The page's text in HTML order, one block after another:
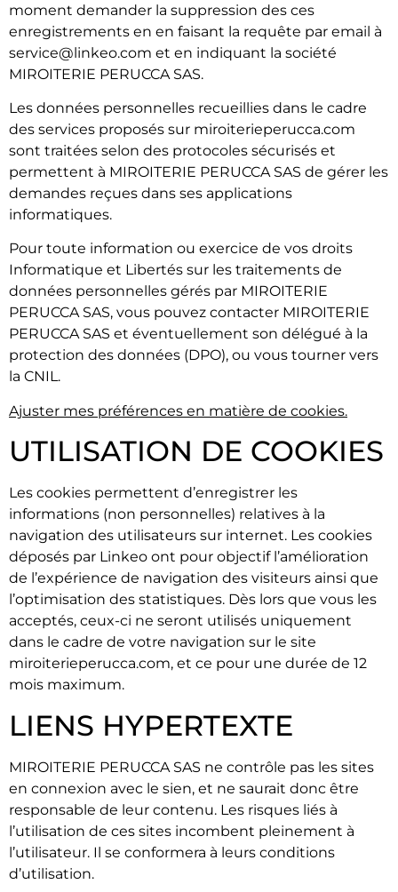
moment demander la suppression des ces
enregistrements en en faisant la requête par email à
service@linkeo.com et en indiquant la société
MIROITERIE PERUCCA SAS.
Les données personnelles recueillies dans le cadre
des services proposés sur miroiterieperucca.com
sont traitées selon des protocoles sécurisés et
permettent à MIROITERIE PERUCCA SAS de gérer les
demandes reçues dans ses applications
informatiques.
Pour toute information ou exercice de vos droits
Informatique et Libertés sur les traitements de
données personnelles gérés par MIROITERIE
PERUCCA SAS, vous pouvez contacter MIROITERIE
PERUCCA SAS et éventuellement son délégué à la
protection des données (DPO), ou vous tourner vers
la CNIL.
Ajuster mes préférences en matière de cookies.
UTILISATION DE COOKIES
Les cookies permettent d’enregistrer les
informations (non personnelles) relatives à la
navigation des utilisateurs sur internet. Les cookies
déposés par Linkeo ont pour objectif l’amélioration
de l’expérience de navigation des visiteurs ainsi que
l’optimisation des statistiques. Dès lors que vous les
acceptés, ceux-ci ne seront utilisés uniquement
dans le cadre de votre navigation sur le site
miroiterieperucca.com, et ce pour une durée de 12
mois maximum.
LIENS HYPERTEXTE
MIROITERIE PERUCCA SAS ne contrôle pas les sites
en connexion avec le sien, et ne saurait donc être
responsable de leur contenu. Les risques liés à
l’utilisation de ces sites incombent pleinement à
l’utilisateur. Il se conformera à leurs conditions
d’utilisation.